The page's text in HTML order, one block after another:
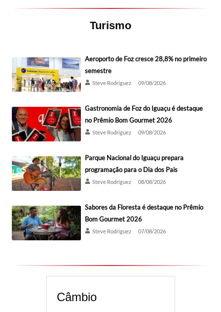
Turismo
Aeroporto de Foz cresce 28,8% no primeiro
semestre
Steve Rodríguez 09/08/2026
Gastronomia de Foz do Iguaçu é destaque
no Prêmio Bom Gourmet 2026
Steve Rodríguez 09/08/2026
Parque Nacional do Iguaçu prepara
programação para o Dia dos Pais
Steve Rodríguez 08/08/2026
Sabores da Floresta é destaque no Prêmio
Bom Gourmet 2026
Steve Rodríguez 07/08/2026
Câmbio